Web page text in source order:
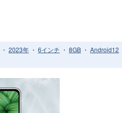
・ 2023年 ・ 6インチ ・ 8GB ・ Android12